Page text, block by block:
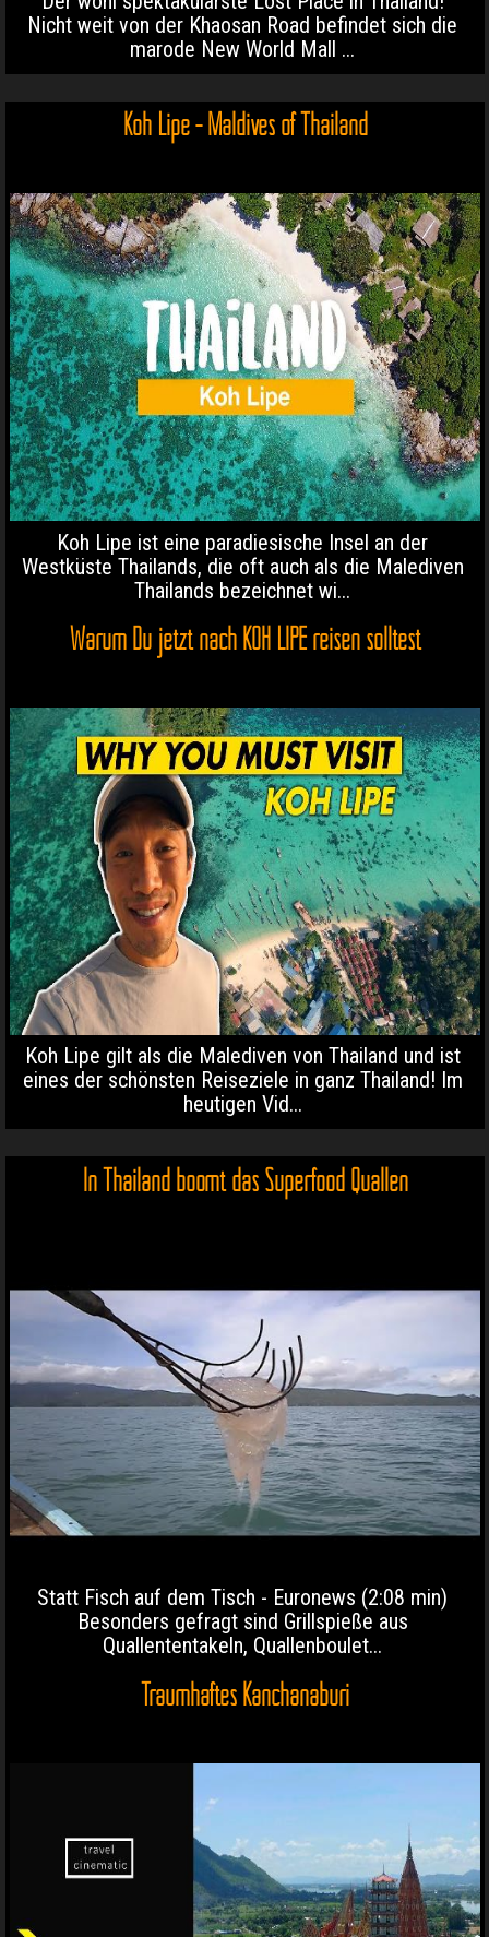
Nicht weit von der Khaosan Road befindet sich die
marode New World Mall ...
Koh Lipe - Maldives of Thailand
Koh Lipe ist eine paradiesische Insel an der
Westküste Thailands, die oft auch als die Malediven
Thailands bezeichnet wi...
Warum Du jetzt nach KOH LIPE reisen solltest
Koh Lipe gilt als die Malediven von Thailand und ist
eines der schönsten Reiseziele in ganz Thailand! Im
heutigen Vid...
In Thailand boomt das Superfood Quallen
Statt Fisch auf dem Tisch - Euronews (2:08 min)
Besonders gefragt sind Grillspieße aus
Quallententakeln, Quallenboulet...
Traumhaftes Kanchanaburi